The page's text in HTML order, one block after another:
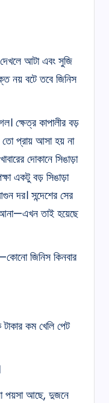
আটা এবং সুজি
নয় বটে তবে জিনিস
ক্ষেত্র কাপালীর বড়
তো প্রায় আসা হয় না
দোকানে সিঙাড়া
একটু বড় সিঙাড়া
দর। সন্দেশের সের
তাই হয়েছে
জিনিস কিনবার
কম খেলি পেট
পয়সা আছে, দুজনে